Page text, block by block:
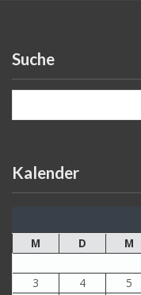
Suche
Kalender
M
D M
3
4 5